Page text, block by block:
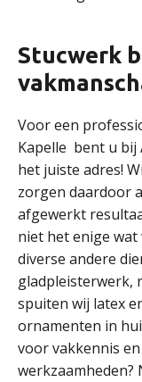
Stucwerk
Voor een
Kapelle bent u bij
het juiste adres!
zorgen daardoor
afgewerkt
niet het enige wat
diverse andere
gladpleisterwerk,
spuiten wij latex
ornamenten in
voor vakkennis
werkzaamheden?